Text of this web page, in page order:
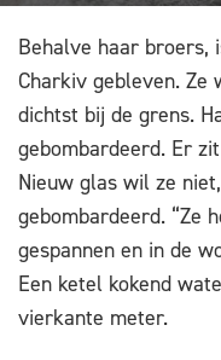
Behalve haar broers,
Charkiv gebleven. Ze
dichtst bij de grens.
gebombardeerd. Er
Nieuw glas wil ze
gebombardeerd. “Ze
gespannen en in de
Een ketel kokend
vierkante meter.